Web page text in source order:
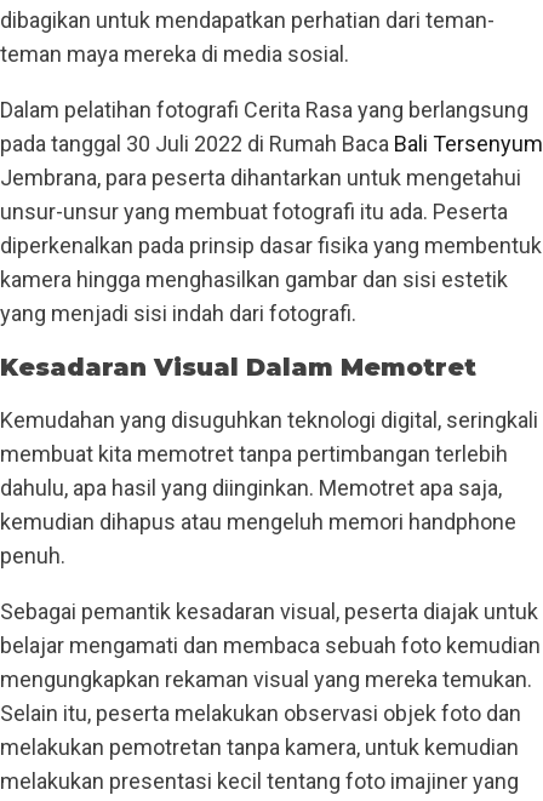
dibagikan untuk mendapatkan perhatian dari teman-
teman maya mereka di media sosial.
Dalam pelatihan fotografi Cerita Rasa yang berlangsung
pada tanggal 30 Juli 2022 di Rumah Baca Bali Tersenyum
Jembrana, para peserta dihantarkan untuk mengetahui
unsur-unsur yang membuat fotografi itu ada. Peserta
diperkenalkan pada prinsip dasar fisika yang membentuk
kamera hingga menghasilkan gambar dan sisi estetik
yang menjadi sisi indah dari fotografi.
Kesadaran Visual Dalam Memotret
Kemudahan yang disuguhkan teknologi digital, seringkali
membuat kita memotret tanpa pertimbangan terlebih
dahulu, apa hasil yang diinginkan. Memotret apa saja,
kemudian dihapus atau mengeluh memori handphone
penuh.
Sebagai pemantik kesadaran visual, peserta diajak untuk
belajar mengamati dan membaca sebuah foto kemudian
mengungkapkan rekaman visual yang mereka temukan.
Selain itu, peserta melakukan observasi objek foto dan
melakukan pemotretan tanpa kamera, untuk kemudian
melakukan presentasi kecil tentang foto imajiner yang